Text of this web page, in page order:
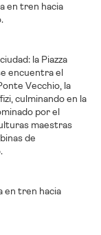
en tren hacia
la Piazza
encuentra el
Vecchio, la
culminando en la
por el
maestras
de
en tren hacia